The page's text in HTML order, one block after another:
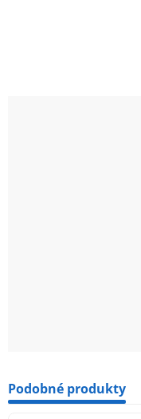
Podobné produkty